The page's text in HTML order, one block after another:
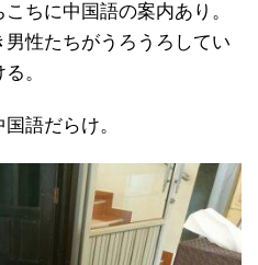
ちに中国語の案内あり。
性たちがうろうろしてい
。
語だらけ。